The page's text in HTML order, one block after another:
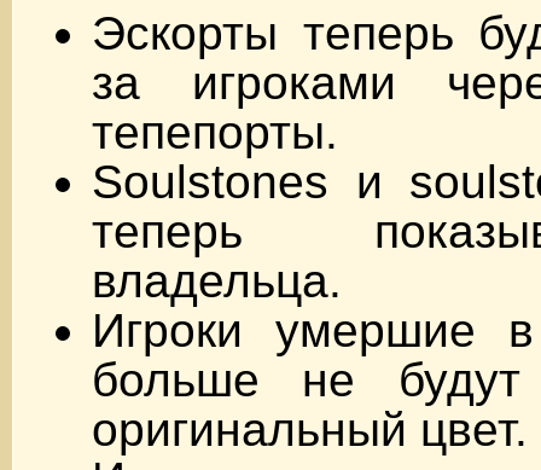
Эскорты теперь
за игроками
тепепорты.
Soulstones и
теперь
владельца.
Игроки умершие
больше не будут
оригинальный цвет.